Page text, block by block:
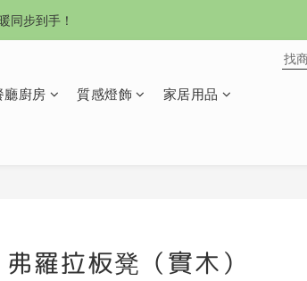
艙一次擁有
同步到手！
艙一次擁有
廳廚房 質感燈飾 家居用品
弗羅拉板凳（實木）